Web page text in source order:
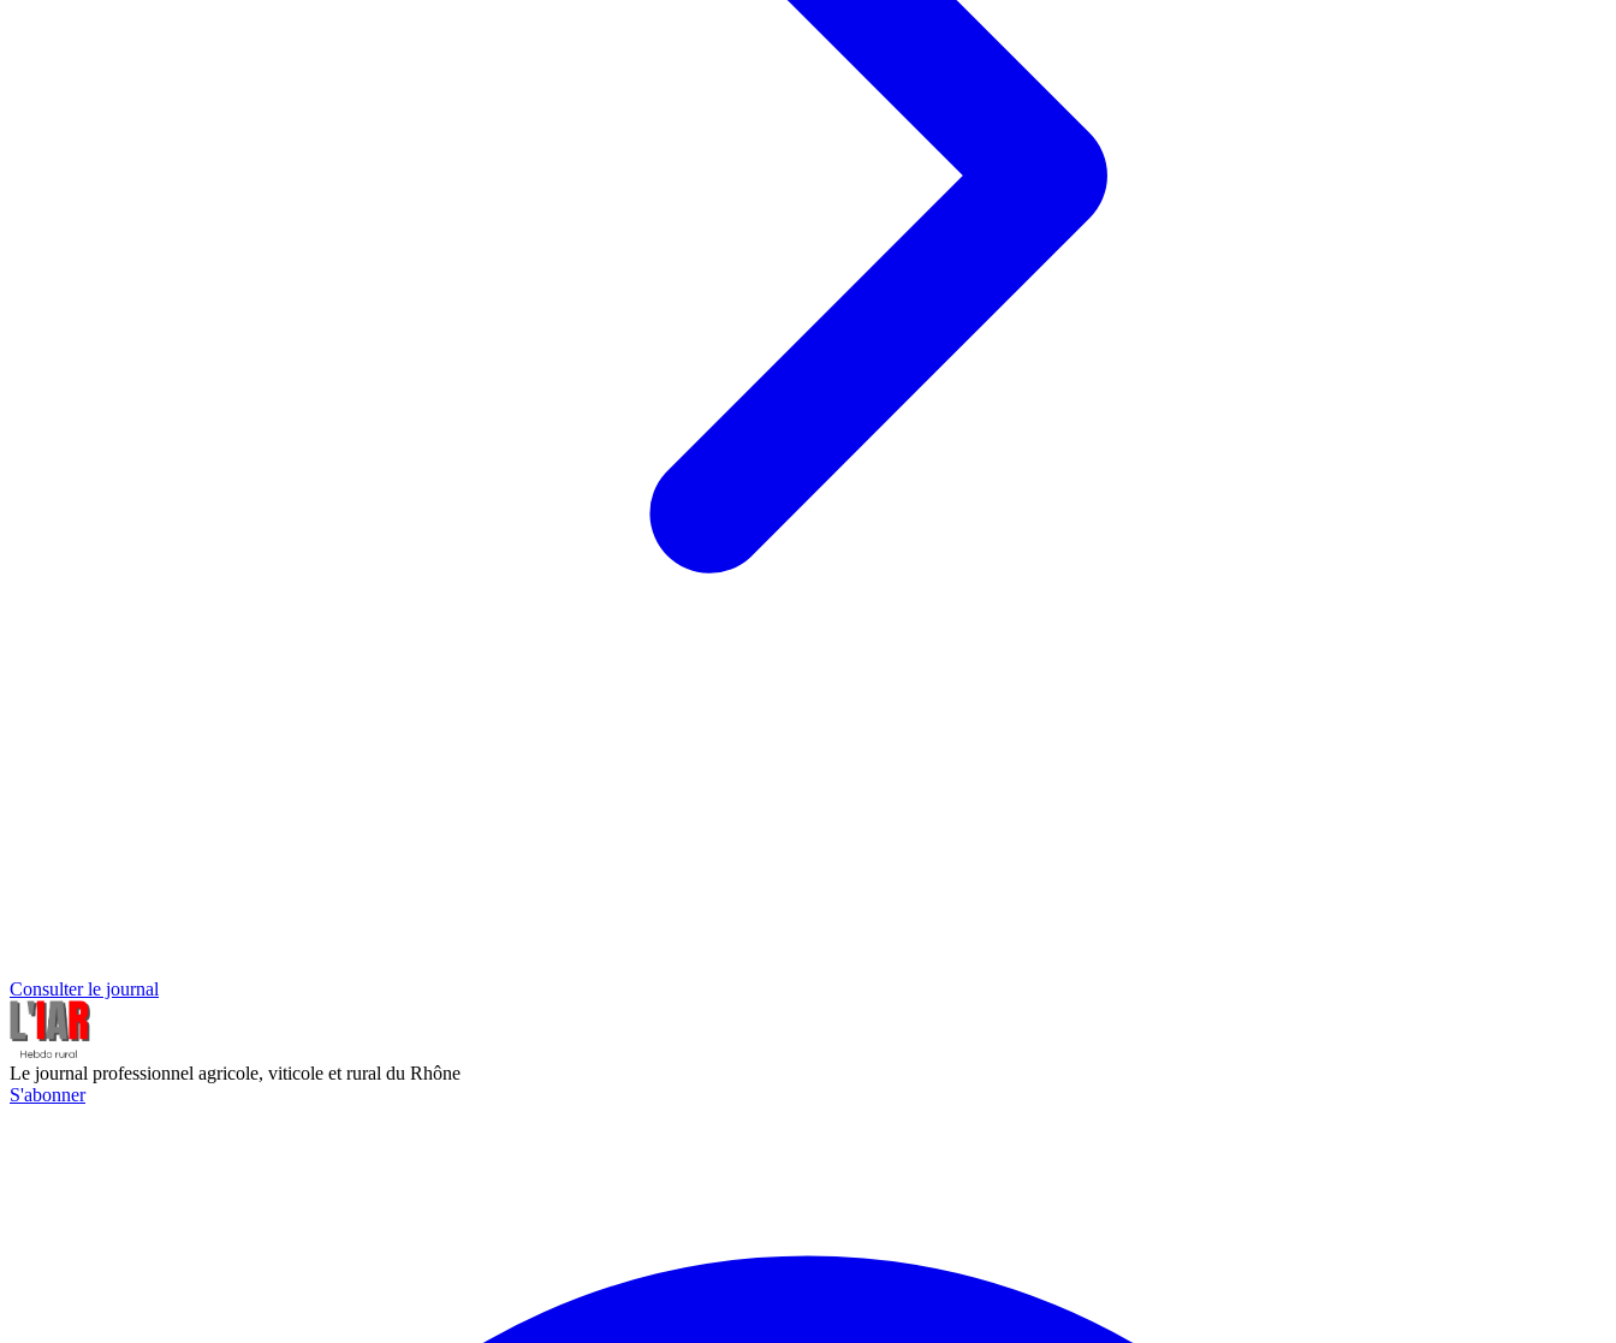
Consulter le journal
Le journal professionnel agricole, viticole et rural du Rhône
S'abonner